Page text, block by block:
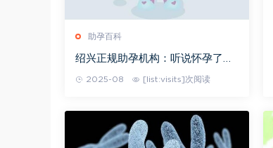
助孕百科
绍兴正规助孕机构：听说怀孕了就
不能吃巧克力了，吃了宝宝的皮肤
2025-08 [list:visits]次阅读